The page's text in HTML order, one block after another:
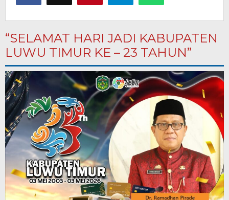
“SELAMAT HARI JADI KABUPATEN
LUWU TIMUR KE – 23 TAHUN”